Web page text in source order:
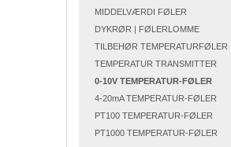
MIDDELVÆRDI FØLER
DYKRØR | FØLERLOMME
TILBEHØR TEMPERATURFØLER
TEMPERATUR TRANSMITTER
0-10V TEMPERATUR-FØLER
4-20mA TEMPERATUR-FØLER
PT100 TEMPERATUR-FØLER
PT1000 TEMPERATUR-FØLER